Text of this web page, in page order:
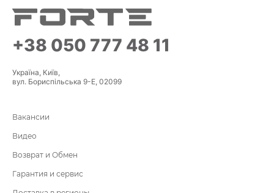
+38 050 777 48 11
Україна, Київ,
вул. Бориспільська 9-Е, 02099
Вакансии
Видео
Возврат и Обмен
Гарантия и сервис